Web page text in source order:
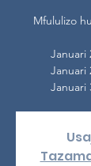
Mfululizo
Januari
Januari
Januari